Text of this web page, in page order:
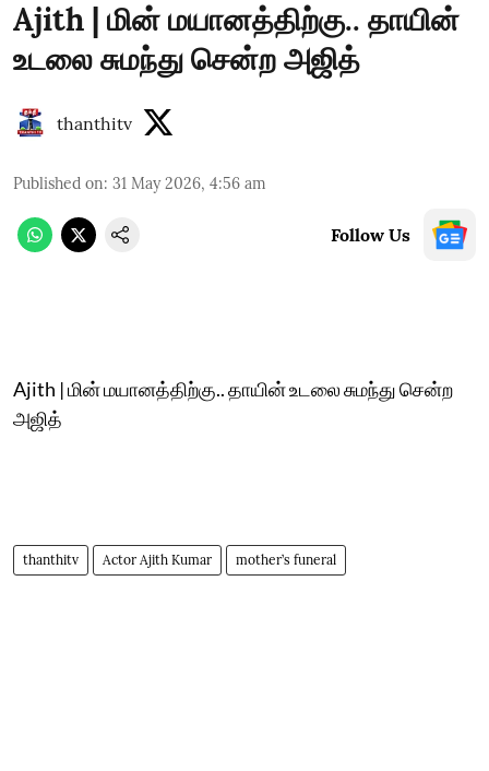
Ajith | மின் மயானத்திற்கு.. தாயின்
உடலை சுமந்து சென்ற அஜித்
thanthitv
Published on: 31 May 2026, 4:56 am
Follow Us
Ajith | மின் மயானத்திற்கு.. தாயின் உடலை சுமந்து சென்ற
அஜித்
thanthitv Actor Ajith Kumar mother’s funeral